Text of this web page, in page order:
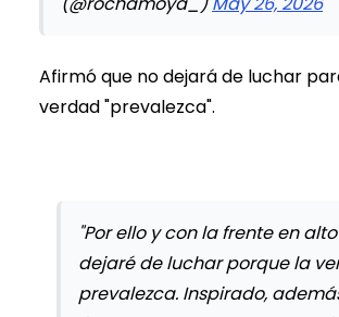
Afirmó que no dejará de luchar
verdad "prevalezca".
"Por ello y con la frente en
dejaré de luchar porque la
prevalezca. Inspirado,